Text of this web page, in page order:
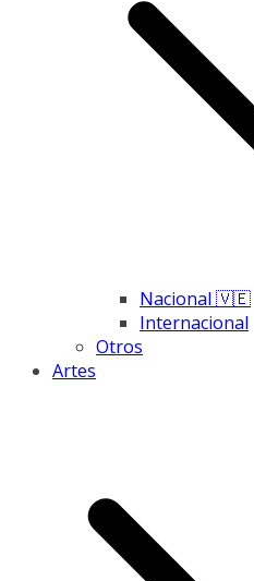
Nacional 🇻🇪
Internacional
Otros
Artes